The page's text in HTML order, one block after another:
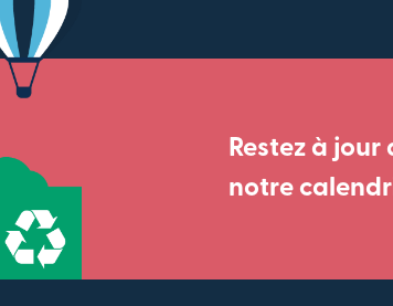
Restez à jour
notre